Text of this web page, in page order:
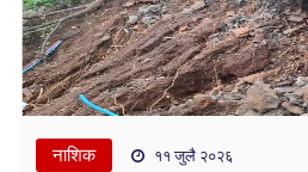
नाशिक ११ जुलै २०२६